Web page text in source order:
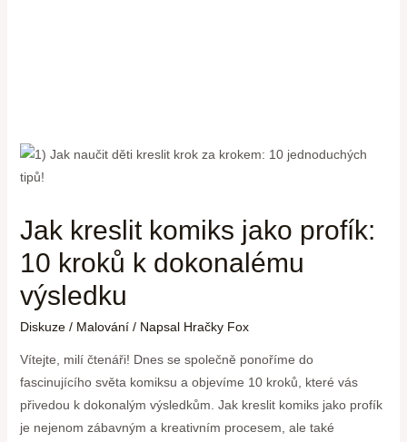
Jak kreslit komiks jako profík:
10 kroků k dokonalému
výsledku
Diskuze / Malování/ Napsal Hračky Fox
Vítejte, milí čtenáři! Dnes se společně ponoříme do
fascinujícího světa komiksu a objevíme 10 kroků, které vás
přivedou k dokonalým výsledkům. Jak kreslit komiks jako profík
je nejenom zábavným a kreativním procesem, ale také